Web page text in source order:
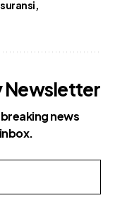
Newsletter
news